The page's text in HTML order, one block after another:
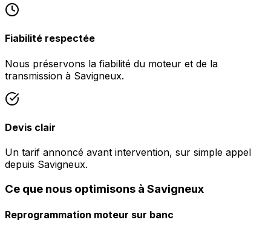
Fiabilité respectée
Nous préservons la fiabilité du moteur et de la
transmission à Savigneux.
Devis clair
Un tarif annoncé avant intervention, sur simple appel
depuis Savigneux.
Ce que nous optimisons à Savigneux
Reprogrammation moteur sur banc